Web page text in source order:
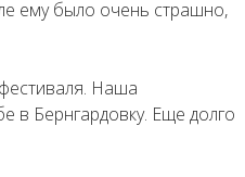
ему было очень страшно,
Наша
в Бернгардовку. Еще долго